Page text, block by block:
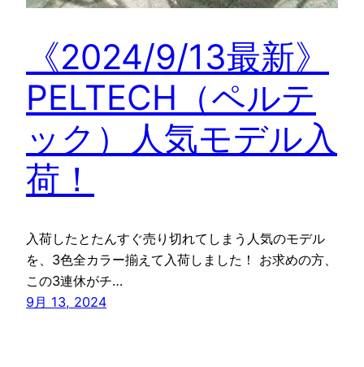
《2024/9/13最新》
PELTECH（ペルテ
ック）人気モデル入
荷！
入荷したとたんすぐ売り切れてしまう人気のモデル
を、3色全カラー揃えて入荷しました！ お求めの方、
この3連休がチ…
9月 13, 2024